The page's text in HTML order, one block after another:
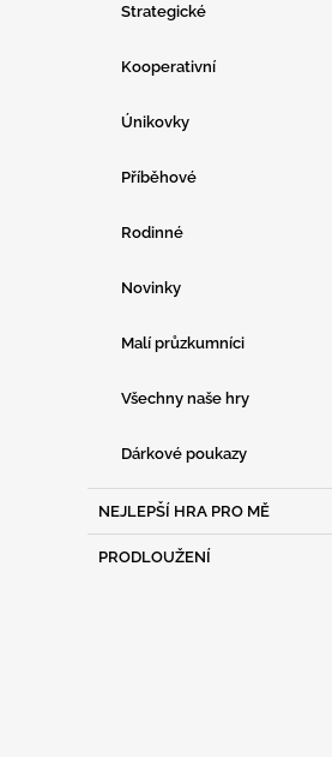
Strategické
Kooperativní
Únikovky
Příběhové
Rodinné
Novinky
Malí průzkumníci
Všechny naše hry
Dárkové poukazy
NEJLEPŠÍ HRA PRO MĚ
PRODLOUŽENÍ